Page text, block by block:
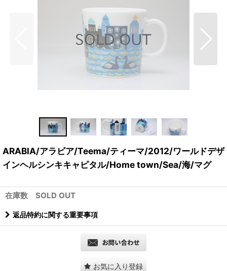
ARABIA/アラビア/Teema/ティーマ/2012/ワールドデザ
インヘルシンキキャピタル/Home town/Sea/海/マグ
在庫数 SOLD OUT
返品特約に関する重要事項
お気に入り登録